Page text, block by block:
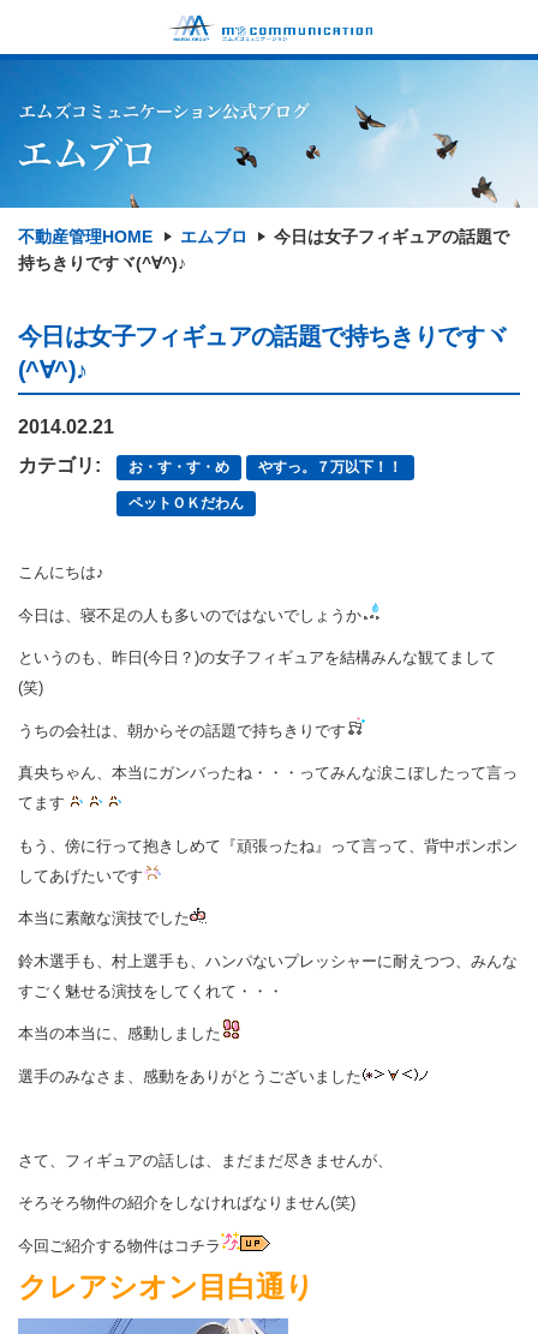
不動産管理HOME エムブロ
今日は女子フィギュアの話題で
持ちきりですヾ(^∀^)♪
今日は女子フィギュアの話題で持ちきりですヾ
(^∀^)♪
2014.02.21
カテゴリ:
お・す・す・め やすっ。７万以下！！
ペットＯＫだわん
こんにちは♪
今日は、寝不足の人も多いのではないでしょうか
というのも、昨日(今日？)の女子フィギュアを結構みんな観てまして
(笑)
うちの会社は、朝からその話題で持ちきりです
真央ちゃん、本当にガンバったね・・・ってみんな涙こぼしたって言っ
てます
もう、傍に行って抱きしめて『頑張ったね』って言って、背中ポンポン
してあげたいです
本当に素敵な演技でした
鈴木選手も、村上選手も、ハンパないプレッシャーに耐えつつ、みんな
すごく魅せる演技をしてくれて・・・
本当の本当に、感動しました
選手のみなさま、感動をありがとうございました
さて、フィギュアの話しは、まだまだ尽きませんが、
そろそろ物件の紹介をしなければなりません(笑)
今回ご紹介する物件はコチラ
クレアシオン目白通り